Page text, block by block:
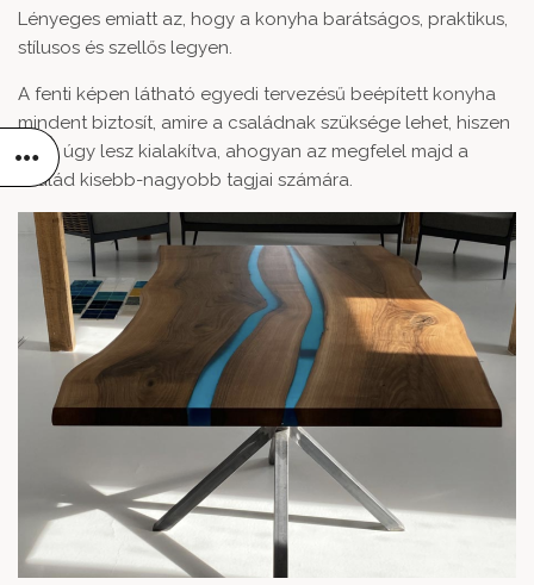
Lényeges emiatt az, hogy a konyha barátságos, praktikus,
stílusos és szellős legyen.
A fenti képen látható egyedi tervezésű beépített konyha
mindent biztosít, amire a családnak szüksége lehet, hiszen
pont úgy lesz kialakítva, ahogyan az megfelel majd a
család kisebb-nagyobb tagjai számára.